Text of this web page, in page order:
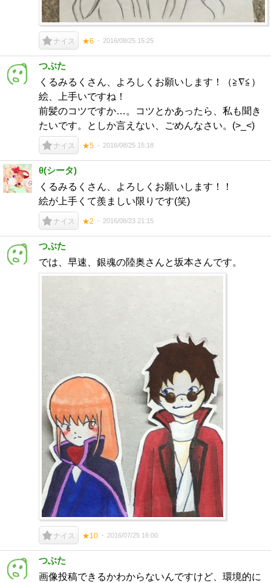
ナイス ★6 2016/08/25 15:25
つぶた
くるみるくさん、よろしくお願いします！（≧∇≦）
絵、上手いですね！
前髪のコツですか…。コツとかあったら、私も聞き
たいです。としか言えない、ごめんなさい。(>_<)
ナイス ★5 2016/08/25 15:18
θ(シータ)
くるみるくさん、よろしくお願いします！！
絵が上手くて羨ましい限りです(笑)
ナイス ★2 2016/08/23 21:15
つぶた
では、早速、銀魂の陸奥さんと坂本さんです。
ナイス ★10 2016/07/25 16:00
つぶた
画像投稿できるかわからないんですけど、環境的に